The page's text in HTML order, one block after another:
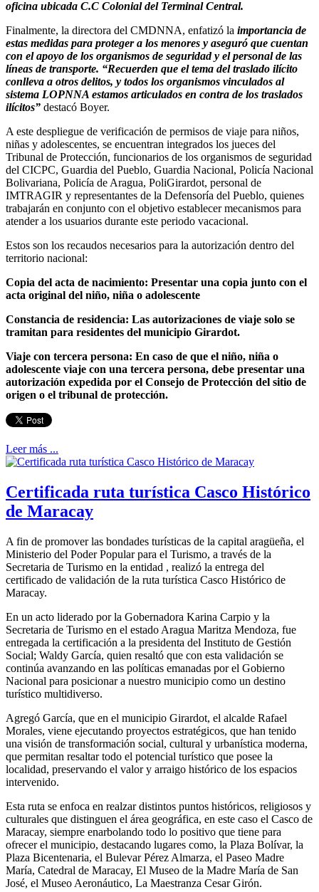
oficina ubicada C.C Colonial del Terminal Central.
Finalmente, la directora del CMDNNA, enfatizó la importancia de
estas medidas para proteger a los menores y aseguró que cuentan
con el apoyo de los organismos de seguridad y el personal de las
líneas de transporte. “Recuerden que el tema del traslado ilícito
conlleva a otros delitos, y todos los organismos vinculados al
sistema LOPNNA estamos articulados en contra de los traslados
ilícitos” destacó Boyer.
A este despliegue de verificación de permisos de viaje para niños,
niñas y adolescentes, se encuentran integrados los jueces del
Tribunal de Protección, funcionarios de los organismos de seguridad
del CICPC, Guardia del Pueblo, Guardia Nacional, Policía Nacional
Bolivariana, Policía de Aragua, PoliGirardot, personal de
IMTRAGIR y representantes de la Defensoría del Pueblo, quienes
trabajarán en conjunto con el objetivo establecer mecanismos para
atender a los usuarios durante este periodo vacacional.
Estos son los recaudos necesarios para la autorización dentro del
territorio nacional:
Copia del acta de nacimiento: Presentar una copia junto con el
acta original del niño, niña o adolescente
Constancia de residencia: Las autorizaciones de viaje solo se
tramitan para residentes del municipio Girardot.
Viaje con tercera persona: En caso de que el niño, niña o
adolescente viaje con una tercera persona, debe presentar una
autorización expedida por el Consejo de Protección del sitio de
origen o el tribunal de protección.
Leer más ...
Certificada ruta turística Casco Histórico
de Maracay
A fin de promover las bondades turísticas de la capital aragüeña, el
Ministerio del Poder Popular para el Turismo, a través de la
Secretaria de Turismo en la entidad , realizó la entrega del
certificado de validación de la ruta turística Casco Histórico de
Maracay.
En un acto liderado por la Gobernadora Karina Carpio y la
Secretaria de Turismo en el estado Aragua Maritza Mendoza, fue
entregada la certificación a la presidenta del Instituto de Gestión
Social; Waldy García, quien resaltó que con esta validación se
continúa avanzando en las políticas emanadas por el Gobierno
Nacional para posicionar a nuestro municipio como un destino
turístico multidiverso.
Agregó García, que en el municipio Girardot, el alcalde Rafael
Morales, viene ejecutando proyectos estratégicos, que han tenido
una visión de transformación social, cultural y urbanística moderna,
que permitan resaltar todo el potencial turístico que posee la
localidad, preservando el valor y arraigo histórico de los espacios
intervenido.
Esta ruta se enfoca en realzar distintos puntos históricos, religiosos y
culturales que distinguen el área geográfica, en este caso el Casco de
Maracay, siempre enarbolando todo lo positivo que tiene para
ofrecer el municipio, destacando lugares como, la Plaza Bolívar, la
Plaza Bicentenaria, el Bulevar Pérez Almarza, el Paseo Madre
María, Catedral de Maracay, El Museo de la Madre María de San
José, el Museo Aeronáutico, La Maestranza Cesar Girón.